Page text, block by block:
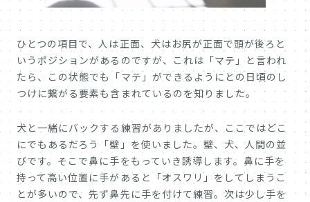
ひとつの項目で、人は正面、犬はお尻が正面で頭が後ろと
いうポジションがあるのですが、これは「マテ」と言われ
たら、この状態でも「マテ」ができるようにとの日頃のし
つけに繋がる要素も含まれているのを知りました。
犬と一緒にバックする練習がありましたが、ここではどこ
にでもあるだろう「壁」を使いました。壁、犬、人間の並
びです。そこで鼻に手をもっていき誘導します。鼻に手を
持って高い位置に手があると「オスワリ」をしてしまうこ
とが多いので、先ず鼻先に手を付けて練習。次は少し手を